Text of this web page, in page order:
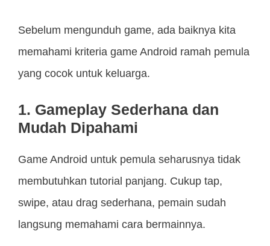
Sebelum mengunduh game, ada baiknya kita
memahami kriteria game Android ramah pemula
yang cocok untuk keluarga.
1. Gameplay Sederhana dan
Mudah Dipahami
Game Android untuk pemula seharusnya tidak
membutuhkan tutorial panjang. Cukup tap,
swipe, atau drag sederhana, pemain sudah
langsung memahami cara bermainnya.